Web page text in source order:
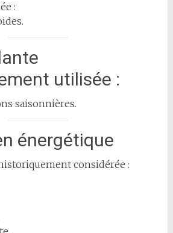
:
utilisée :
saisonnières.
énergétique
considérée :